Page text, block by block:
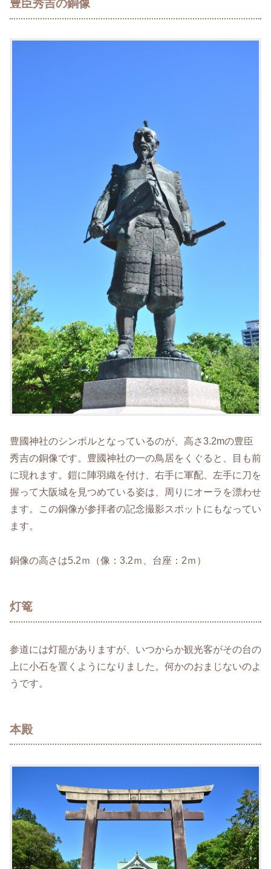
豊臣秀吉の銅像
豊國神社のシンボルとなっているのが、高さ3.2mの豊臣
秀吉の銅像です。豊國神社の一の鳥居をくぐると、目も前
に現れます。鎧に陣羽織を付け、右手に軍配、左手に刀を
握って大阪城を見つめている姿は、周りにオーラを漂わせ
ます。この銅像が参拝者の記念撮影スポットにもなってい
ます。
銅像の高さは5.2ｍ（像：3.2ｍ、台座：2ｍ）
灯篭
参道には灯籠がありますが、いつからか観光客がその台の
上に小石を置くようになりました。何かのおまじないのよ
うです。
本殿